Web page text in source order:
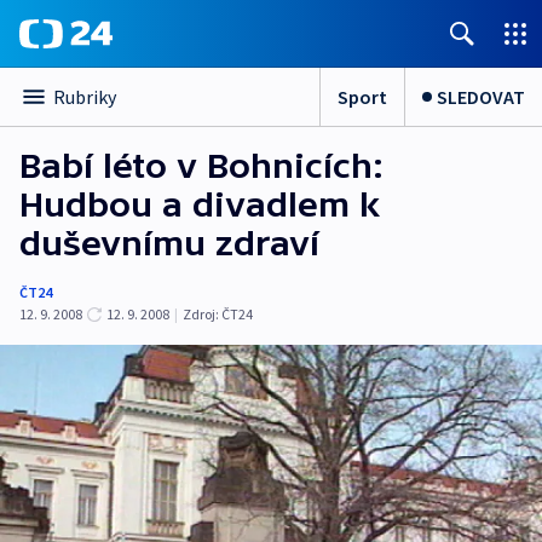
Rubriky Sport SLEDOVAT
Babí léto v Bohnicích:
Hudbou a divadlem k
duševnímu zdraví
ČT24
12. 9. 2008
12. 9. 2008 | Zdroj: ČT24